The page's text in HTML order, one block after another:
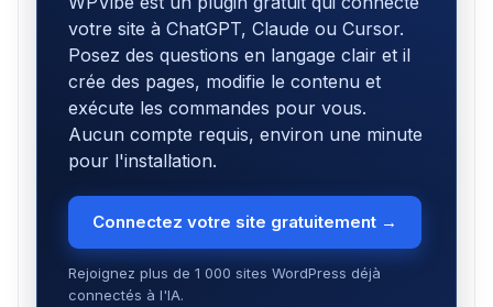
votre site à ChatGPT, Claude ou Cursor.
Posez des questions en langage clair et il
crée des pages, modifie le contenu et
exécute les commandes pour vous.
Aucun compte requis, environ une minute
pour l'installation.
Connectez votre site gratuitement →
Rejoignez plus de 1 000 sites WordPress déjà
connectés à l'IA.